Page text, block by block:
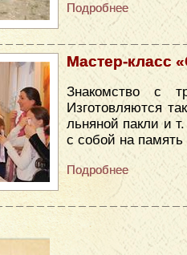
Подробнее
Мастер-класс
Знакомство с
Изготовляются
льняной пакли и
с собой на
Подробнее